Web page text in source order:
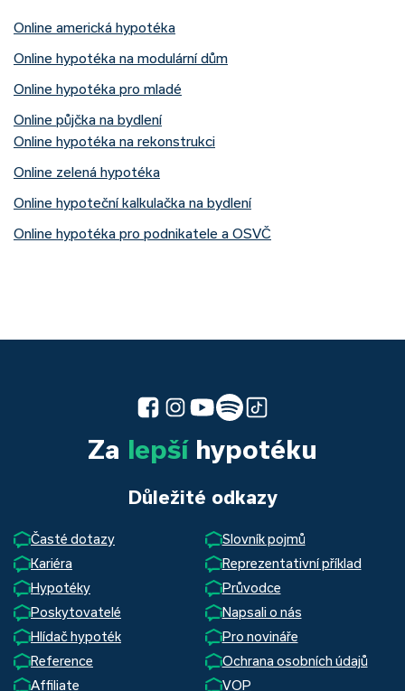
Online americká hypotéka
Online hypotéka na modulární dům
Online hypotéka pro mladé
Online půjčka na bydlení
Online hypotéka na rekonstrukci
Online zelená hypotéka
Online hypoteční kalkulačka na bydlení
Online hypotéka pro podnikatele a OSVČ
Za lepšíhypotéku
Důležité odkazy
Časté dotazy
Slovník pojmů
Kariéra
Reprezentativní příklad
Hypotéky
Průvodce
Poskytovatelé
Napsali o nás
Hlídač hypoték
Pro novináře
Reference
Ochrana osobních údajů
Affiliate
VOP